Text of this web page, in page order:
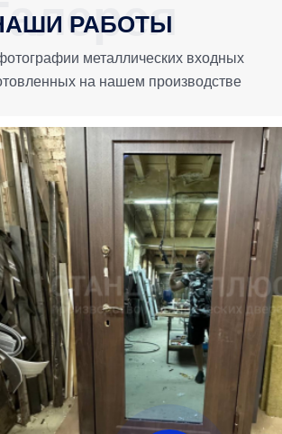
РАБОТЫ
металлических входных
на нашем производстве